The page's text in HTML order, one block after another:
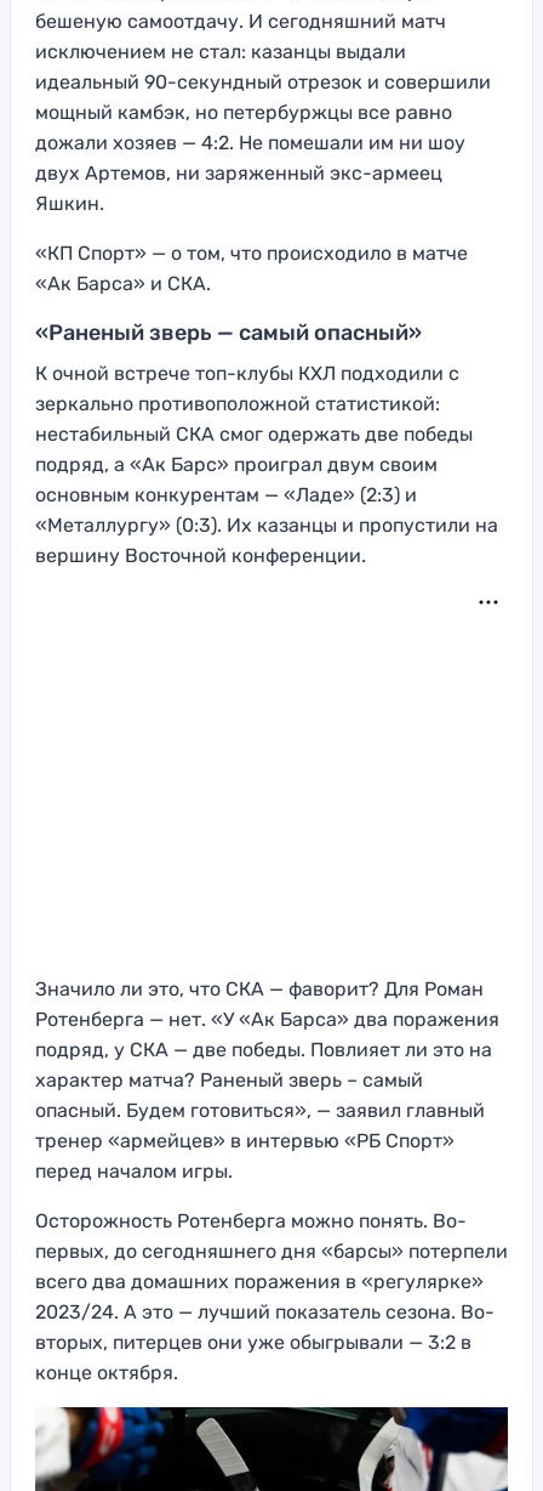
бешеную самоотдачу. И сегодняшний матч
исключением не стал: казанцы выдали
идеальный 90-секундный отрезок и совершили
мощный камбэк, но петербуржцы все равно
дожали хозяев — 4:2. Не помешали им ни шоу
двух Артемов, ни заряженный экс-армеец
Яшкин.
«КП Спорт» — о том, что происходило в матче
«Ак Барса» и СКА.
«Раненый зверь — самый опасный»
К очной встрече топ-клубы КХЛ подходили с
зеркально противоположной статистикой:
нестабильный СКА смог одержать две победы
подряд, а «Ак Барс» проиграл двум своим
основным конкурентам — «Ладе» (2:3) и
«Металлургу» (0:3). Их казанцы и пропустили на
вершину Восточной конференции.
Значило ли это, что СКА — фаворит? Для Роман
Ротенберга — нет. «У «Ак Барса» два поражения
подряд, у СКА — две победы. Повлияет ли это на
характер матча? Раненый зверь – самый
опасный. Будем готовиться», — заявил главный
тренер «армейцев» в интервью «РБ Спорт»
перед началом игры.
Осторожность Ротенберга можно понять. Во-
первых, до сегодняшнего дня «барсы» потерпели
всего два домашних поражения в «регулярке»
2023/24. А это — лучший показатель сезона. Во-
вторых, питерцев они уже обыгрывали — 3:2 в
конце октября.